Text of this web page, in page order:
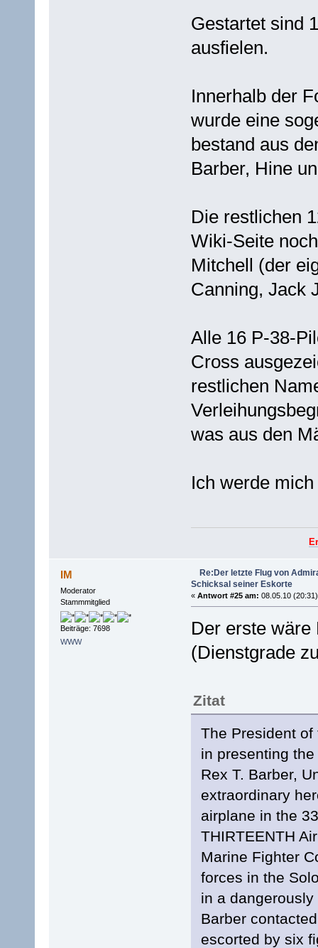
Gestartet sind
ausfielen.
Innerhalb der
wurde eine
bestand aus
Barber, Hine
Die restlichen
Wiki-Seite
Mitchell (der
Canning, Jack
Alle 16 P-38-
Cross
restlichen
was aus den
Ich werde
IM
Moderator
Stammmitglied
Beiträge: 7698
WWW
Re:Der letzte Flug von
Schicksal seiner Eskorte
« Antwort #25 am: 08.05.10
Der erste wäre
(Dienstgrade
Zitat
The President
in presenting
Rex T. Barber,
extraordinary
airplane in the
THIRTEENTH
Marine Fighter
forces in the
in a
Barber
escorted by six